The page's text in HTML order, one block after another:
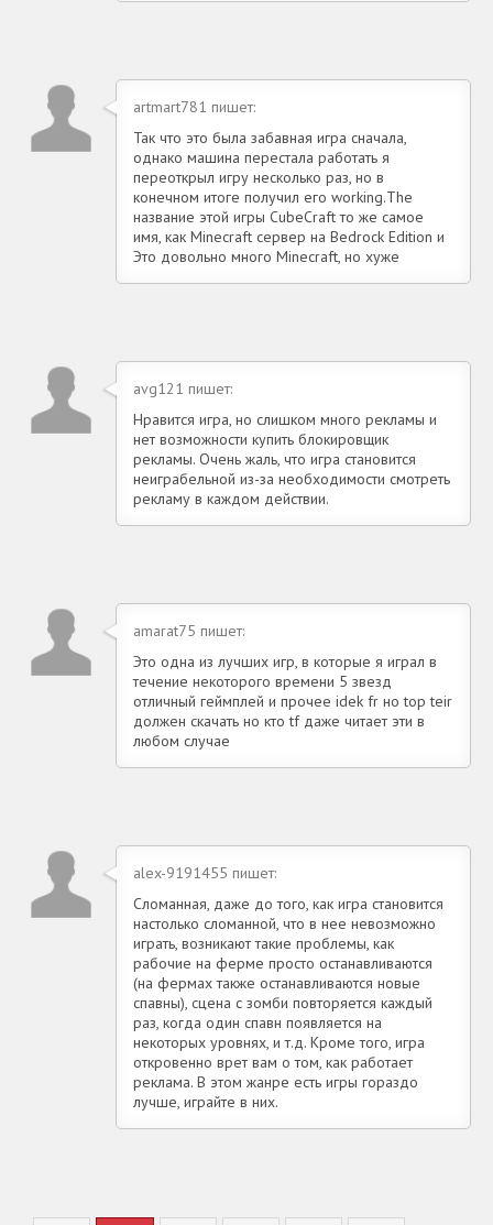
artmart781 пишет:
Так что это была забавная игра сначала,
однако машина перестала работать я
переоткрыл игру несколько раз, но в
конечном итоге получил его working.The
название этой игры CubeCraft то же самое
имя, как Minecraft сервер на Bedrock Edition и
Это довольно много Minecraft, но хуже
avg121 пишет:
Нравится игра, но слишком много рекламы и
нет возможности купить блокировщик
рекламы. Очень жаль, что игра становится
неиграбельной из-за необходимости смотреть
рекламу в каждом действии.
amarat75 пишет:
Это одна из лучших игр, в которые я играл в
течение некоторого времени 5 звезд
отличный геймплей и прочее idek fr но top teir
должен скачать но кто tf даже читает эти в
любом случае
alex-9191455 пишет:
Сломанная, даже до того, как игра становится
настолько сломанной, что в нее невозможно
играть, возникают такие проблемы, как
рабочие на ферме просто останавливаются
(на фермах также останавливаются новые
спавны), сцена с зомби повторяется каждый
раз, когда один спавн появляется на
некоторых уровнях, и т.д. Кроме того, игра
откровенно врет вам о том, как работает
реклама. В этом жанре есть игры гораздо
лучше, играйте в них.